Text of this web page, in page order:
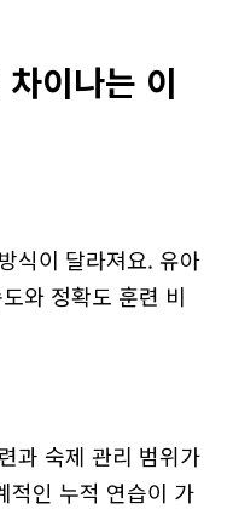
이나는 이
식이 달라져요. 유아
와 정확도 훈련 비
과 숙제 관리 범위가
적인 누적 연습이 가